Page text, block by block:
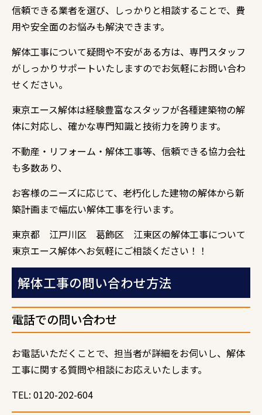
信頼できる業者を選び、しっかりと相談することで、費
用や安全面のお悩みも解決できます。
解体工事について疑問や不安がある方は、専門スタッフ
がしっかりサポートいたしますのでお気軽にお問い合わ
せください。
東京エース解体は経験豊富なスタッフが各種建築物の解
体に対応し、確かな専門知識と技術力を誇ります。
不動産・リフォーム・解体工事等、信頼できる協力会社
も多数あり、
お客様のニーズに応じて、老朽化した建物の解体から新
築計画まで幅広い解体工事を行います。
東京都 江戸川区 葛飾区 江東区の解体工事について
東京エース解体へお気軽にご相談ください！！
解体工事の問い合わせ方法
電話での問い合わせ
お電話いただくことで、担当者が詳細をお伺いし、解体
工事に関する質問や相談にお応えいたします。
TEL: 0120-202-604